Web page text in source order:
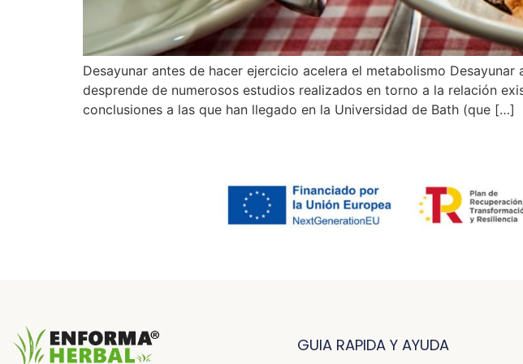
Desayunar antes de hacer ejercicio acelera el metabolismo
desprende de numerosos estudios realizados en torno a la relación
conclusiones a las que han llegado en la Universidad de Bath (que […]
GUIA RAPIDA Y AYUDA